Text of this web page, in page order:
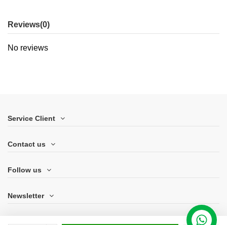
Reviews(0)
No reviews
Service Client
Contact us
Follow us
Newsletter